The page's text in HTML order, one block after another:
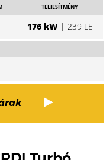
TELJESÍTMÉNY
176 kW| 239 LE